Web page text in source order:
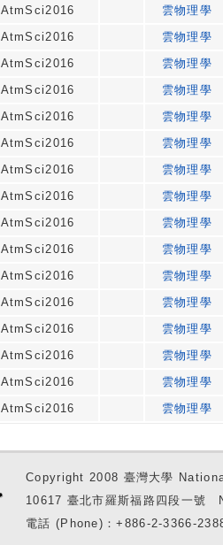
AtmSci2016
雲物理學
AtmSci2016
雲物理學
AtmSci2016
雲物理學
AtmSci2016
雲物理學
AtmSci2016
雲物理學
AtmSci2016
雲物理學
AtmSci2016
雲物理學
AtmSci2016
雲物理學
AtmSci2016
雲物理學
AtmSci2016
雲物理學
AtmSci2016
雲物理學
AtmSci2016
雲物理學
AtmSci2016
雲物理學
AtmSci2016
雲物理學
AtmSci2016
雲物理學
AtmSci2016 雲物理學
Copyright 2008 臺灣大學
10617 臺北市羅斯福路四段一
電話 (Phone)：+886-2-3366-